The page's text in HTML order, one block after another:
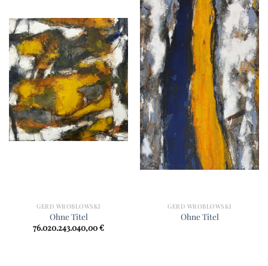
GERD WROBLOWSKI
Ohne Titel
76.020.243.040,00€
GERD WROBLOWSKI
Ohne Titel